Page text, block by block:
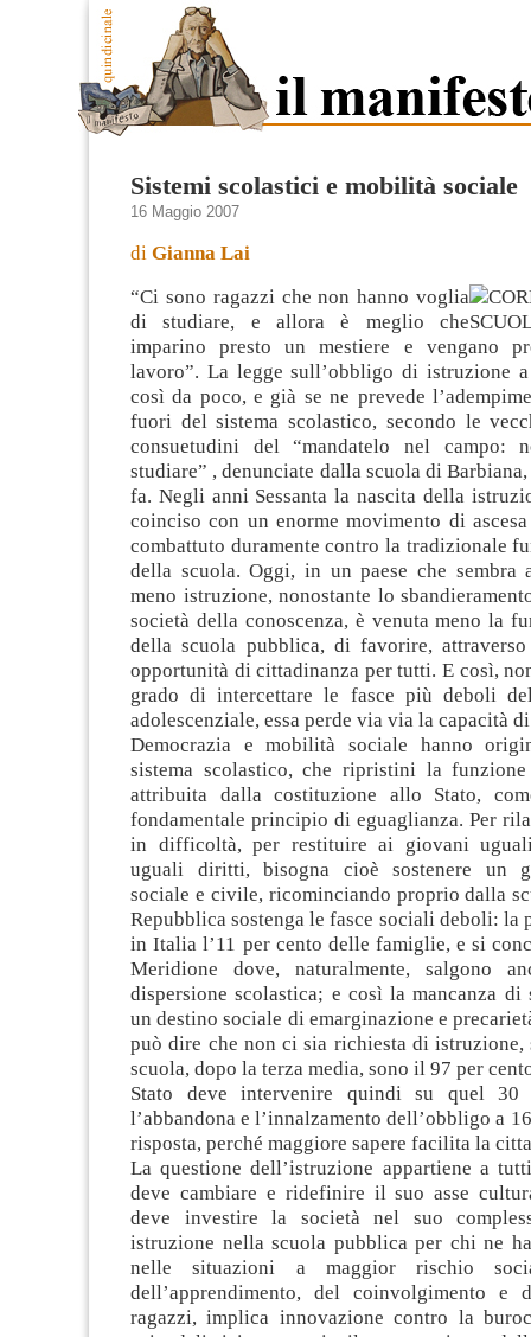
Sistemi scolastici e mobilità sociale
16 Maggio 2007
di Gianna Lai
“Ci sono ragazzi che non hanno voglia
di studiare, e allora è meglio che
imparino presto un mestiere e vengano
lavoro”. La legge sull’obbligo di istruzione
così da poco, e già se ne prevede
fuori del sistema scolastico, secondo le
consuetudini del “mandatelo nel campo:
studiare” , denunciate dalla scuola di
fa. Negli anni Sessanta la nascita della
coinciso con un enorme movimento di
combattuto duramente contro la tradizionale
della scuola. Oggi, in un paese che sembra
meno istruzione, nonostante lo
società della conoscenza, è venuta meno la
della scuola pubblica, di favorire,
opportunità di cittadinanza per tutti. E così,
grado di intercettare le fasce più deboli
adolescenziale, essa perde via via la capacità
Democrazia e mobilità sociale hanno
sistema scolastico, che ripristini la
attribuita dalla costituzione allo Stato,
fondamentale principio di eguaglianza. Per
in difficoltà, per restituire ai giovani
uguali diritti, bisogna cioè sostenere un
sociale e civile, ricominciando proprio dalla
Repubblica sostenga le fasce sociali deboli: la
in Italia l’11 per cento delle famiglie, e si
Meridione dove, naturalmente, salgono
dispersione scolastica; e così la mancanza di
un destino sociale di emarginazione e
può dire che non ci sia richiesta di istruzione,
scuola, dopo la terza media, sono il 97 per
Stato deve intervenire quindi su quel 30
l’abbandona e l’innalzamento dell’obbligo a
risposta, perché maggiore sapere facilita la
La questione dell’istruzione appartiene a
deve cambiare e ridefinire il suo asse
deve investire la società nel suo
istruzione nella scuola pubblica per chi ne
nelle situazioni a maggior rischio
dell’apprendimento, del coinvolgimento e
ragazzi, implica innovazione contro la